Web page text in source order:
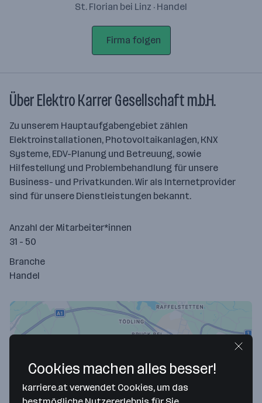
St. Florian bei Linz · Handel
Firma folgen
Über Elektro Karrer Gesellschaft m.b.H.
Zu unserem Hauptaufgabengebiet zählen
Elektroinstallationen, Photovoltaikanlagen, KNX
Systeme, EDV-Planung und Betreuung, sowie
Hilfestellung und Problembehandlung für unsere
Business- und Privatkunden. Wir als Internetprovider
sind für unsere Dienstleistungen bekannt.
Anzahl der Mitarbeiter*innen
31 - 50
Branche
Handel
Cookies machen alles besser!
karriere.at verwendet Cookies, um das